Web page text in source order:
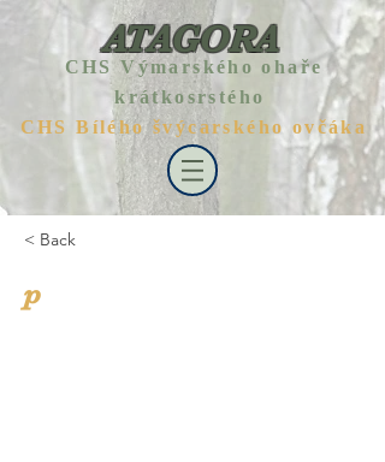
ATAGORA
CHS Výmarského ohaře
krátkosrstého
CHS Bílého švýcarského ovčáka
< Back
p